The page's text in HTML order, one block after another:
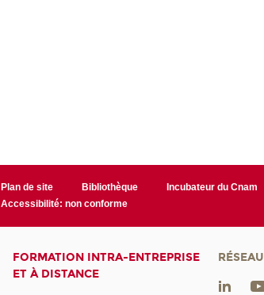
Plan de site Bibliothèque Incubateur du Cnam
Accessibilité: non conforme
FORMATION INTRA-ENTREPRISE
ET À DISTANCE